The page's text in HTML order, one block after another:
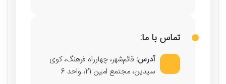
تماس با ما:
آدرس: قائم‌شهر، چهارراه فرهنگ، کوی
سیدین، مجتمع امین 21، واحد 6